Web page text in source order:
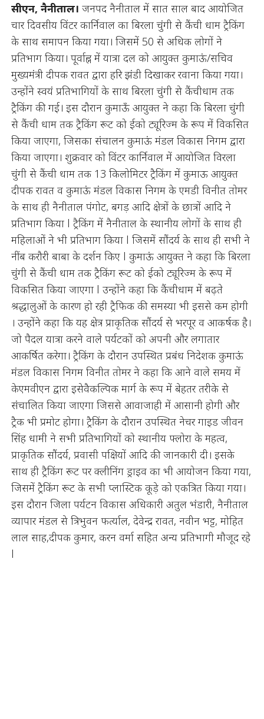
सीएन, नैनीताल। जनपद नैनीताल में सात साल बाद आयोजित
चार दिवसीय विंटर कार्निवाल का बिरला चुंगी से कैंची धाम ट्रैकिंग
के साथ समापन किया गया। जिसमें 50 से अधिक लोगों ने
प्रतिभाग किया। पूर्वाह्न में यात्रा दल को आयुक्त कुमाऊं/सचिव
मुख्यमंत्री दीपक रावत द्वारा हरि झंडी दिखाकर रवाना किया गया।
उन्होंने स्वयं प्रतिभागियों के साथ बिरला चुंगी से कैंचीधाम तक
ट्रैकिंग की गई। इस दौरान कुमाऊँ आयुक्त ने कहा कि बिरला चुंगी
से कैंची धाम तक ट्रैकिंग रूट को ईको ट्यूरिज्म के रूप में विकसित
किया जाएगा, जिसका संचालन कुमाऊं मंडल विकास निगम द्वारा
किया जाएगा। शुक्रवार को विंटर कार्निवाल में आयोजित विरला
चुंगी से कैंची धाम तक 13 किलोमिटर ट्रैकिंग में कुमाऊ आयुक्त
दीपक रावत व कुमाऊं मंडल विकास निगम के एमडी विनीत तोमर
के साथ ही नैनीताल पंगोट, बगड़ आदि क्षेत्रों के छात्रों आदि ने
प्रतिभाग किया l ट्रैकिंग में नैनीताल के स्थानीय लोगों के साथ ही
महिलाओं ने भी प्रतिभाग किया l जिसमें सौंदर्य के साथ ही सभी ने
नींब करौरी बाबा के दर्शन किए l कुमाऊं आयुक्त ने कहा कि बिरला
चुंगी से कैंची धाम तक ट्रैकिंग रूट को ईको ट्यूरिज्म के रूप में
विकसित किया जाएगा l उन्होंने कहा कि कैंचीधाम में बढ़ते
श्रद्धालुओं के कारण हो रही ट्रैफिक की समस्या भी इससे कम होगी
। उन्होंने कहा कि यह क्षेत्र प्राकृतिक सौंदर्य से भरपूर व आकर्षक है।
जो पैदल यात्रा करने वाले पर्यटकों को अपनी और लगातार
आकर्षित करेगा। ट्रैकिंग के दौरान उपस्थित प्रबंध निदेशक कुमाऊं
मंडल विकास निगम विनीत तोमर ने कहा कि आने वाले समय में
केएमवीएन द्वारा इसेवैकल्पिक मार्ग के रूप में बेहतर तरीके से
संचालित किया जाएगा जिससे आवाजाही में आसानी होगी और
ट्रैक भी प्रमोट होगा। ट्रैकिंग के दौरान उपस्थित नेचर गाइड जीवन
सिंह धामी ने सभी प्रतिभागियों को स्थानीय फ्लोरा के महत्व,
प्राकृतिक सौंदर्य, प्रवासी पक्षियों आदि की जानकारी दी। इसके
साथ ही ट्रैकिंग रूट पर क्लीनिंग ड्राइव का भी आयोजन किया गया,
जिसमें ट्रैकिंग रूट के सभी प्लास्टिक कूड़े को एकत्रित किया गया।
इस दौरान जिला पर्यटन विकास अधिकारी अतुल भंडारी, नैनीताल
व्यापार मंडल से त्रिभुवन फर्त्याल, देवेन्द्र रावत, नवीन भट्ट, मोहित
लाल साह,दीपक कुमार, करन वर्मा सहित अन्य प्रतिभागी मौजूद रहे
l